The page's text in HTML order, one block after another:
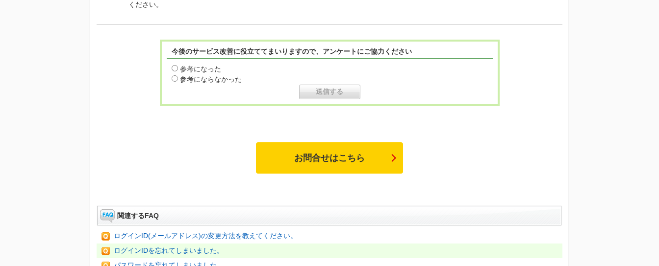
ください。
今後のサービス改善に役立ててまいりますので、アンケートにご協力ください
参考になった
参考にならなかった
お問合せはこちら
関連するFAQ
ログインID(メールアドレス)の変更方法を教えてください。
ログインIDを忘れてしまいました。